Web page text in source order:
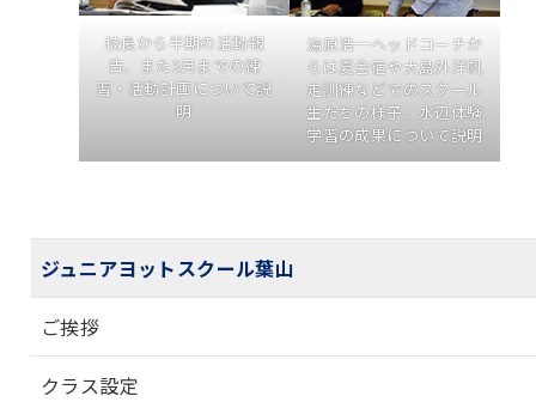
校長から半期の活動報
告、また3月までの練
習・活動計画について説
明
湯原浩一ヘッドコーチか
らは夏合宿や大島外洋帆
走訓練などでのスクール
生たちの様子、水辺体験
学習の成果について説明
ジュニアヨットスクール葉山
ご挨拶
クラス設定